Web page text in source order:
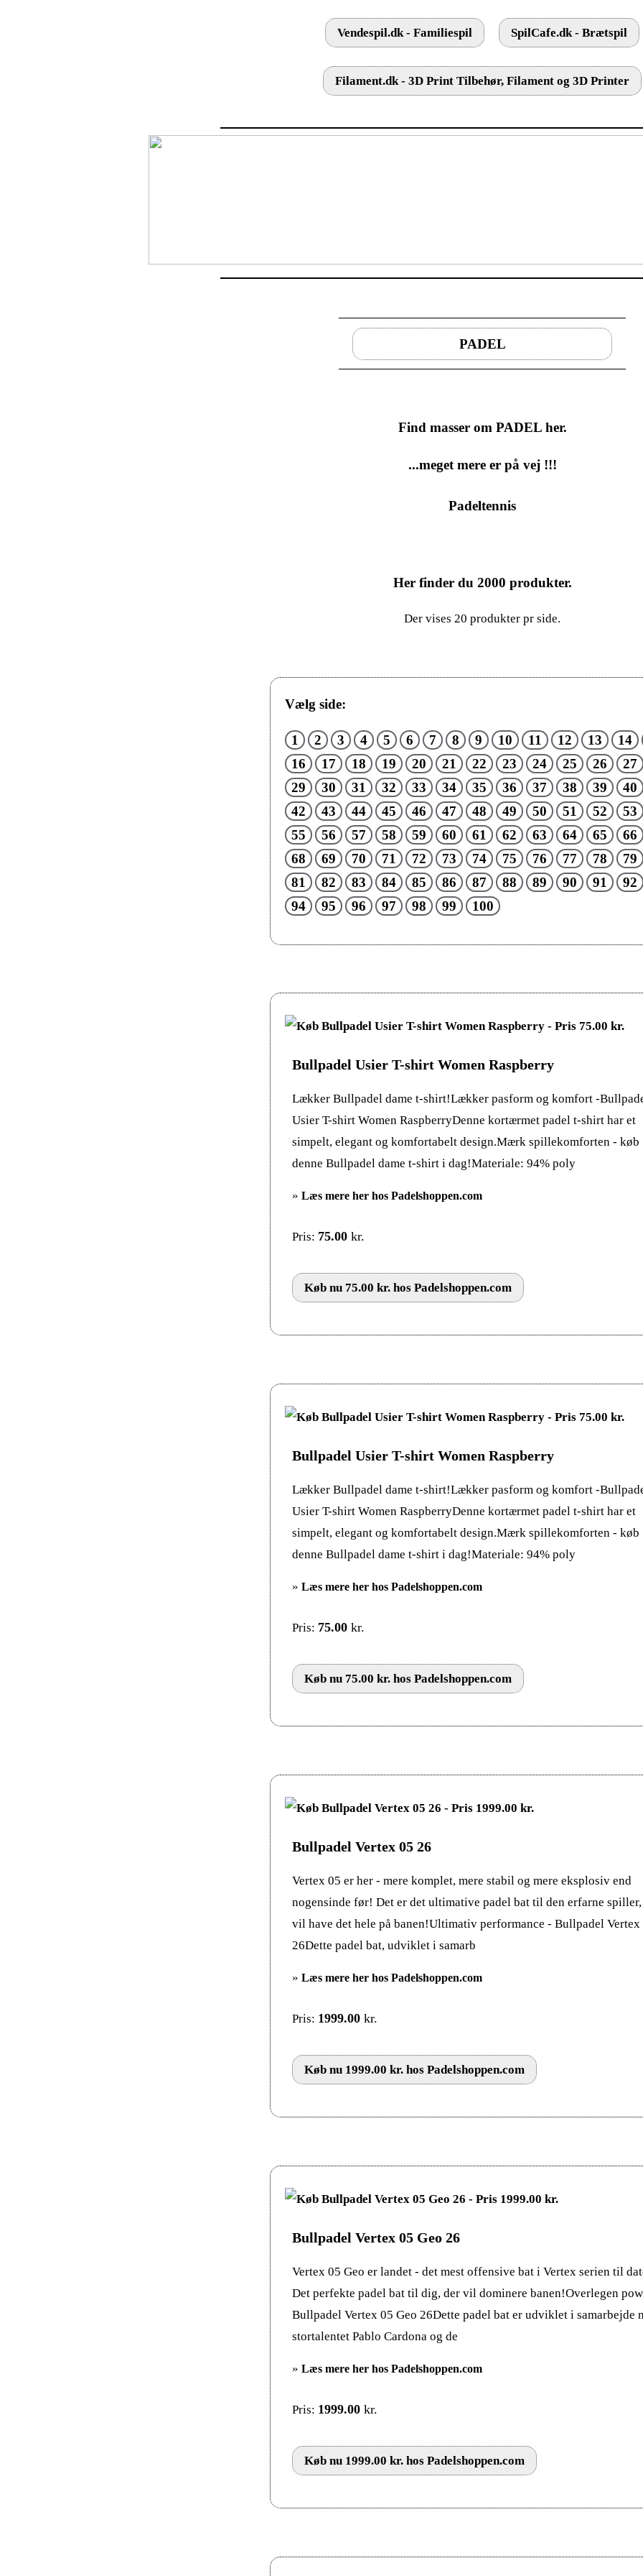
Vendespil.dk - Familiespil SpilCafe.dk - Brætspil
Filament.dk - 3D Print Tilbehør, Filament og 3D Printer
PADEL
Find masser om PADEL her.
...meget mere er på vej !!!
Padeltennis
Her finder du 2000 produkter.
Der vises 20 produkter pr side.
Vælg side:
1 2 3 4 5 6 7 8 9 10 11 12 13
14
16
17 18 19 20 21 22 23 24 25 26
27
29
30 31 32 33 34 35 36 37 38 39
40
42
43 44 45 46 47 48 49 50 51 52
53
55
56 57 58 59 60 61 62 63 64 65
66
68
69 70 71 72 73 74 75 76 77 78
79
81
82 83 84 85 86 87 88 89 90 91
92
94
95 96 97 98 99 100
Bullpadel Usier T-shirt Women Raspberry
Lækker Bullpadel dame t-shirt!Lækker pasform og komfort -
Usier T-shirt Women RaspberryDenne kortærmet padel t-shirt har et
simpelt, elegant og komfortabelt design.Mærk spillekomforten - køb
denne Bullpadel dame t-shirt i dag!Materiale: 94% poly
» Læs mere her hos Padelshoppen.com
Pris: 75.00 kr.
Køb nu 75.00 kr. hos Padelshoppen.com
Bullpadel Usier T-shirt Women Raspberry
Lækker Bullpadel dame t-shirt!Lækker pasform og komfort -
Usier T-shirt Women RaspberryDenne kortærmet padel t-shirt har et
simpelt, elegant og komfortabelt design.Mærk spillekomforten - køb
denne Bullpadel dame t-shirt i dag!Materiale: 94% poly
» Læs mere her hos Padelshoppen.com
Pris: 75.00 kr.
Køb nu 75.00 kr. hos Padelshoppen.com
Bullpadel Vertex 05 26
Vertex 05 er her - mere komplet, mere stabil og mere eksplosiv end
nogensinde før! Det er det ultimative padel bat til den erfarne
vil have det hele på banen!Ultimativ performance - Bullpadel Vertex
26Dette padel bat, udviklet i samarb
» Læs mere her hos Padelshoppen.com
Pris: 1999.00 kr.
Køb nu 1999.00 kr. hos Padelshoppen.com
Bullpadel Vertex 05 Geo 26
Vertex 05 Geo er landet - det mest offensive bat i Vertex serien til
Det perfekte padel bat til dig, der vil dominere banen!Overlegen
Bullpadel Vertex 05 Geo 26Dette padel bat er udviklet i samarbejde
stortalentet Pablo Cardona og de
» Læs mere her hos Padelshoppen.com
Pris: 1999.00 kr.
Køb nu 1999.00 kr. hos Padelshoppen.com